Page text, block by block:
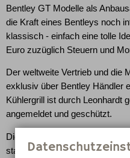
Bentley GT Modelle als
die Kraft eines Bentleys noch
klassisch - einfach eine tolle
Euro zuzüglich Steuern und
Der weltweite Vertrieb und die
exklusiv über Bentley Händler
Kühlergrill ist durch Leonhardt
angemeldet und geschützt.
Die Produktion des Bentley
starten. Der Prototyp ist zur